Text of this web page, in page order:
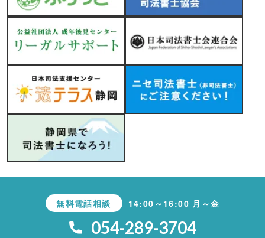
無料電話相談 14:00～16:00 月～金
054-289-3704